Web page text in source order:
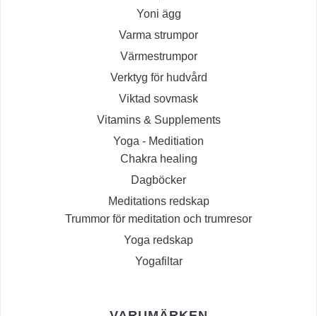
Yoni ägg
Varma strumpor
Värmestrumpor
Verktyg för hudvård
Viktad sovmask
Vitamins & Supplements
Yoga - Meditiation
Chakra healing
Dagböcker
Meditations redskap
Trummor för meditation och trumresor
Yoga redskap
Yogafiltar